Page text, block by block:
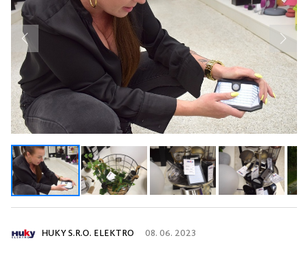
Previous Next
HUKY S.R.O. ELEKTRO 08. 06. 2023